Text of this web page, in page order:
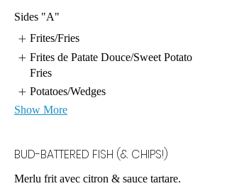
Sides "A"
Frites/Fries
Frites de Patate Douce/Sweet Potato
Fries
Potatoes/Wedges
Show More
BUD-BATTERED FISH (& CHIPS!)
Merlu frit avec citron & sauce tartare.